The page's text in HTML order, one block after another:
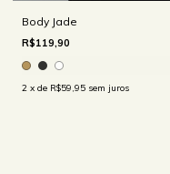
Body Jade
R$119,90
2 x de R$59,95 sem juros